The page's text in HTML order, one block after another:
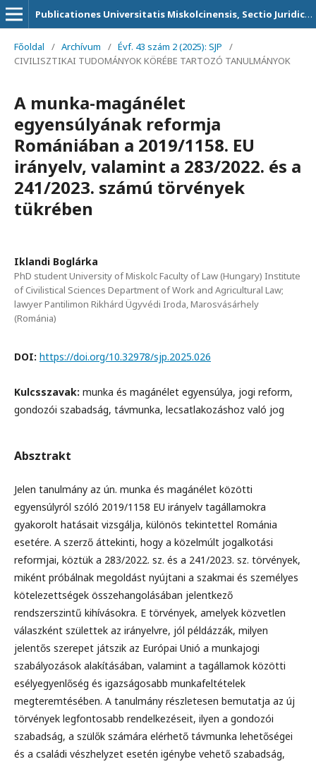
Publicationes Universitatis Miskolcinensis, Sectio Juridica et Politica
Főoldal / Archívum / Évf. 43 szám 2 (2025): SJP
/
CIVILISZTIKAI TUDOMÁNYOK KÖRÉBE TARTOZÓ TANULMÁNYOK
A munka-magánélet
egyensúlyának reformja
Romániában a 2019/1158. EU
irányelv, valamint a 283/2022. és a
241/2023. számú törvények
tükrében
Iklandi Boglárka
PhD student University of Miskolc Faculty of Law (Hungary) Institute
of Civilistical Sciences Department of Work and Agricultural Law;
lawyer Pantilimon Rikhárd Ügyvédi Iroda, Marosvásárhely
(Románia)
DOI: https://doi.org/10.32978/sjp.2025.026
Kulcsszavak: munka és magánélet egyensúlya, jogi reform,
gondozói szabadság, távmunka, lecsatlakozáshoz való jog
Absztrakt
Jelen tanulmány az ún. munka és magánélet közötti
egyensúlyról szóló 2019/1158 EU irányelv tagállamokra
gyakorolt hatásait vizsgálja, különös tekintettel Románia
esetére. A szerző áttekinti, hogy a közelmúlt jogalkotási
reformjai, köztük a 283/2022. sz. és a 241/2023. sz. törvények,
miként próbálnak megoldást nyújtani a szakmai és személyes
kötelezettségek összehangolásában jelentkező
rendszerszintű kihívásokra. E törvények, amelyek közvetlen
válaszként születtek az irányelvre, jól példázzák, milyen
jelentős szerepet játszik az Európai Unió a munkajogi
szabályozások alakításában, valamint a tagállamok közötti
esélyegyenlőség és igazságosabb munkafeltételek
megteremtésében. A tanulmány részletesen bemutatja az új
törvények legfontosabb rendelkezéseit, ilyen a gondozói
szabadság, a szülők számára elérhető távmunka lehetőségei
és a családi vészhelyzet esetén igénybe vehető szabadság,